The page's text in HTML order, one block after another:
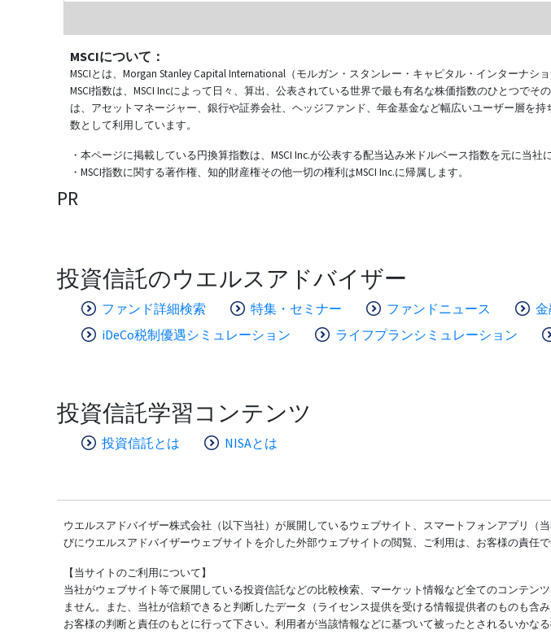
MSCIについて：
MSCIとは、Morgan Stanley Capital International（モルガン・スタンレー・キャピタル・インターナシ
MSCI指数は、MSCI Incによって日々、算出、公表されている世界で最も有名な株価指数のひとつで
は、アセットマネージャー、銀行や証券会社、ヘッジファンド、年金基金など幅広いユーザー層を
数として利用しています。
・本ページに掲載している円換算指数は、MSCI Inc.が公表する配当込み米ドルベース指数を元に当社
・MSCI指数に関する著作権、知的財産権その他一切の権利はMSCI Inc.に帰属します。
PR
投資信託のウエルスアドバイザー
ファンド詳細検索 特集・セミナー ファンドニュース 金
iDeCo税制優遇シミュレーション
ライフプランシミュレーション
投資信託学習コンテンツ
投資信託とは NISAとは
ウエルスアドバイザー株式会社（以下当社）が展開しているウェブサイト、スマートフォンアプリ
びにウエルスアドバイザーウェブサイトを介した外部ウェブサイトの閲覧、ご利用は、お客様の責任
【当サイトのご利用について】
当社がウェブサイト等で展開している投資信託などの比較検索、マーケット情報など全てのコンテ
ません。また、当社が信頼できると判断したデータ（ライセンス提供を受ける情報提供者のものも
お客様の判断と責任のもとに行って下さい。利用者が当該情報などに基づいて被ったとされるいかな